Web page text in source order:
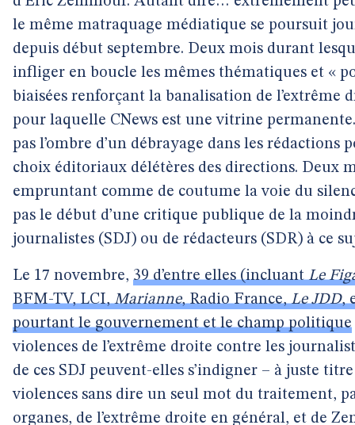
le même matraquage médiatique se poursuit
depuis début septembre. Deux mois durant
infliger en boucle les mêmes thématiques et «
biaisées renforçant la banalisation de l’extrême
pour laquelle CNews est une vitrine
pas l’ombre d’un débrayage dans les rédactions
choix éditoriaux délétères des directions. Deux
empruntant comme de coutume la voie du
pas le début d’une critique publique de la
journalistes (SDJ) ou de rédacteurs (SDR) à ce
Le 17 novembre, 39 d’entre elles (incluantLe
BFM-TV, LCI,Marianne, Radio France,Le JDD,
pourtant le gouvernement et le champ politique
violences de l’extrême droite contre les
de ces SDJ peuvent-elles s’indigner – à juste titre
violences sans dire un seul mot du traitement,
organes, de l’extrême droite en général, et de